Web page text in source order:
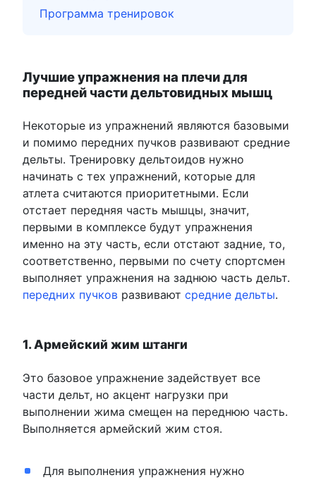
Программа тренировок
Лучшие упражнения на плечи для
передней части дельтовидных мышц
Некоторые из упражнений являются базовыми
и помимо передних пучков развивают средние
дельты. Тренировку дельтоидов нужно
начинать с тех упражнений, которые для
атлета считаются приоритетными. Если
отстает передняя часть мышцы, значит,
первыми в комплексе будут упражнения
именно на эту часть, если отстают задние, то,
соответственно, первыми по счету спортсмен
выполняет упражнения на заднюю часть дельт.
передних пучков развивают средние дельты.
1. Армейский жим штанги
Это базовое упражнение задействует все
части дельт, но акцент нагрузки при
выполнении жима смещен на переднюю часть.
Выполняется армейский жим стоя.
Для выполнения упражнения нужно